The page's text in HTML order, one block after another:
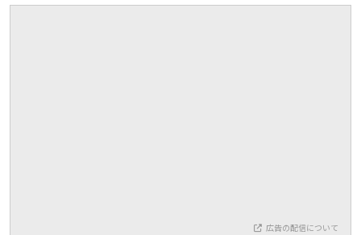
広告の配信について